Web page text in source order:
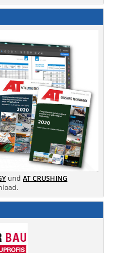
und AT CRUSHING